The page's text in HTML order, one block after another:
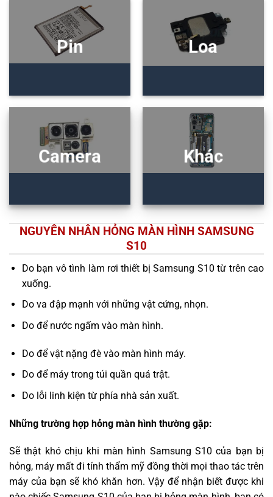
Pin Loa
Camera Khác
NGUYÊN NHÂN HỎNG MÀN HÌNH SAMSUNG
S10
Do bạn vô tình làm rơi thiết bị Samsung S10 từ trên cao
xuống.
Do va đập mạnh với những vật cứng, nhọn.
Do để nước ngấm vào màn hình.
Do để vật nặng đè vào màn hình máy.
Do để máy trong túi quần quá trật.
Do lỗi linh kiện từ phía nhà sản xuất.
Những trường hợp hỏng màn hình thường gặp:
Sẽ thật khó chịu khi màn hình Samsung S10 của bạn bị
hỏng, máy mất đi tính thẩm mỹ đồng thời mọi thao tác trên
máy của bạn sẽ khó khăn hơn. Vậy để nhận biết được khi